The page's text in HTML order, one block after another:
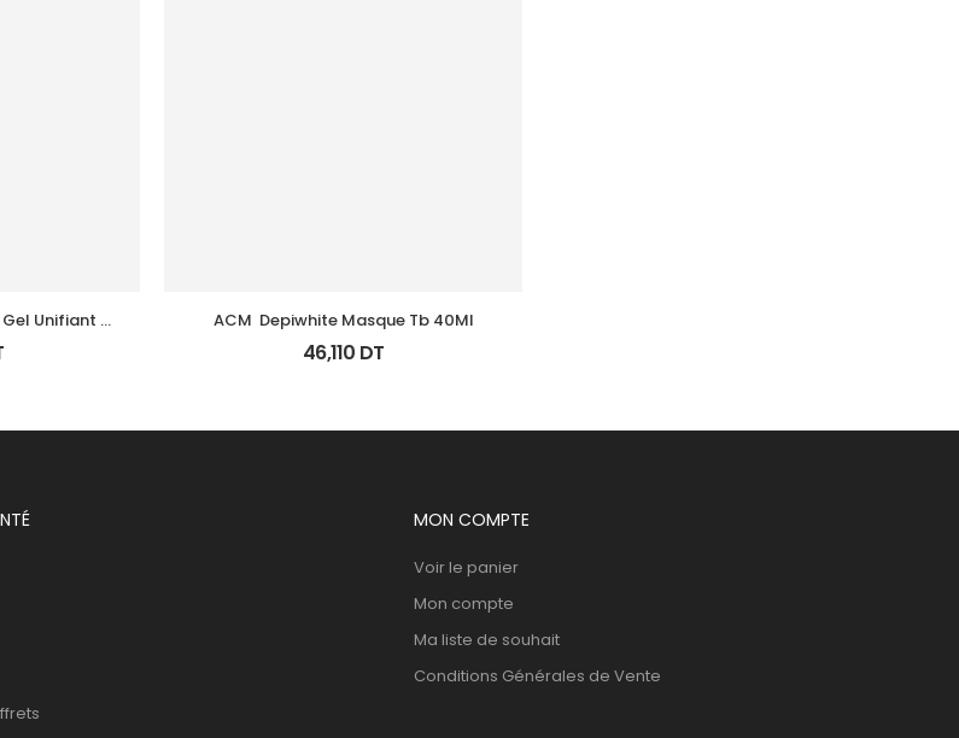
Unifiant
ACM  Depiwhite Masque Tb 40Ml
46,110 DT
MON COMPTE
Voir le panier
Mon compte
Ma liste de souhait
Conditions Générales de Vente